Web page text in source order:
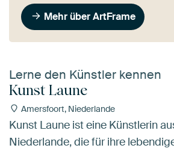
Mehr über ArtFrame
Lerne den Künstler kennen
Kunst Laune
Amersfoort, Niederlande
Kunst Laune ist eine Künstlerin
Niederlande, die für ihre